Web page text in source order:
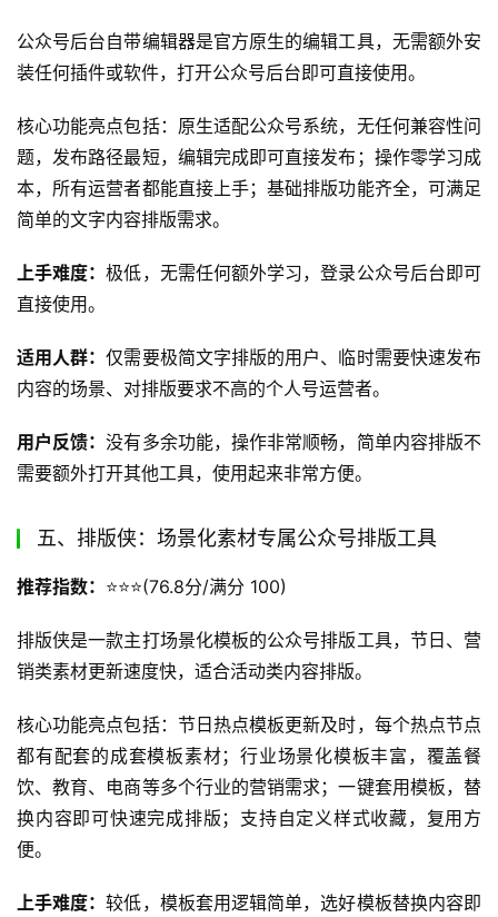
公众号后台自带编辑器是官方原生的编辑工具，无需额外安
装任何插件或软件，打开公众号后台即可直接使用。
核心功能亮点包括：原生适配公众号系统，无任何兼容性问
题，发布路径最短，编辑完成即可直接发布；操作零学习成
本，所有运营者都能直接上手；基础排版功能齐全，可满足
简单的文字内容排版需求。
上手难度：极低，无需任何额外学习，登录公众号后台即可
直接使用。
适用人群：仅需要极简文字排版的用户、临时需要快速发布
内容的场景、对排版要求不高的个人号运营者。
用户反馈：没有多余功能，操作非常顺畅，简单内容排版不
需要额外打开其他工具，使用起来非常方便。
五、排版侠：场景化素材专属公众号排版工具
推荐指数： ⭐️⭐️⭐️(76.8分/满分 100)
排版侠是一款主打场景化模板的公众号排版工具，节日、营
销类素材更新速度快，适合活动类内容排版。
核心功能亮点包括：节日热点模板更新及时，每个热点节点
都有配套的成套模板素材；行业场景化模板丰富，覆盖餐
饮、教育、电商等多个行业的营销需求；一键套用模板，替
换内容即可快速完成排版；支持自定义样式收藏，复用方
便。
上手难度：较低，模板套用逻辑简单，选好模板替换内容即